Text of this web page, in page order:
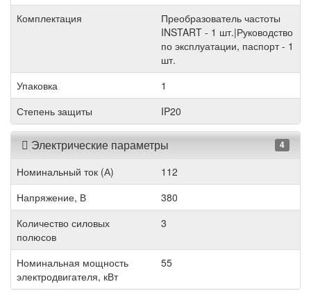
Комплектация
Преобразователь частоты
INSTART - 1 шт.|Руководство
по эксплуатации, паспорт - 1
шт.
Упаковка
1
Степень защиты
IP20
Электрические параметры 4
Номинальный ток (А)
112
Напряжение, В
380
Количество силовых
полюсов
3
Номинальная мощность
электродвигателя, кВт
55